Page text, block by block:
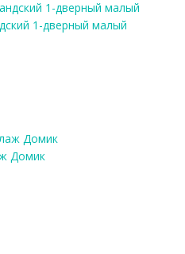
1-дверный малый
Домик